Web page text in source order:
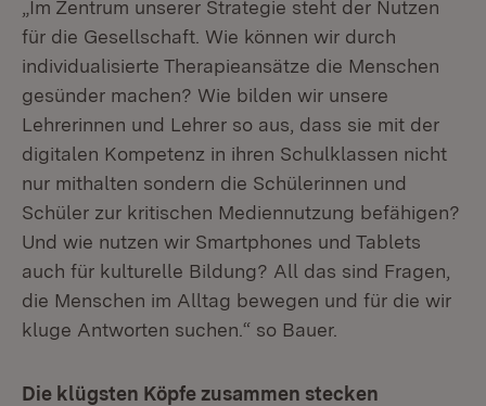
„Im Zentrum unserer Strategie steht der Nutzen
für die Gesellschaft. Wie können wir durch
individualisierte Therapieansätze die Menschen
gesünder machen? Wie bilden wir unsere
Lehrerinnen und Lehrer so aus, dass sie mit der
digitalen Kompetenz in ihren Schulklassen nicht
nur mithalten sondern die Schülerinnen und
Schüler zur kritischen Mediennutzung befähigen?
Und wie nutzen wir Smartphones und Tablets
auch für kulturelle Bildung? All das sind Fragen,
die Menschen im Alltag bewegen und für die wir
kluge Antworten suchen.“ so Bauer.
Die klügsten Köpfe zusammen stecken